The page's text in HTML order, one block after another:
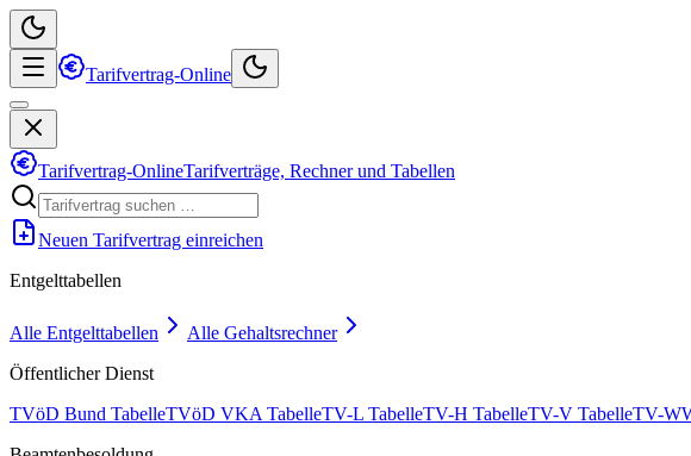
Tarifvertrag-Online
Tarifvertrag-OnlineTarifverträge, Rechner und Tabellen
Neuen Tarifvertrag einreichen
Entgelttabellen
Alle Entgelttabellen
Alle Gehaltsrechner
Öffentlicher Dienst
TVöD Bund TabelleTVöD VKA TabelleTV-L TabelleTV-H TabelleTV-V TabelleTV-